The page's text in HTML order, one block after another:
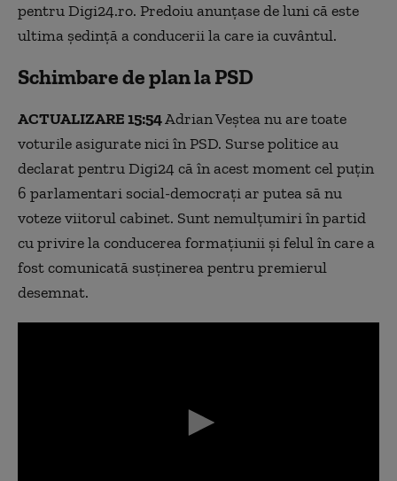
pentru Digi24.ro. Predoiu anunțase de luni că este
ultima ședință a conducerii la care ia cuvântul.
Schimbare de plan la PSD
ACTUALIZARE 15:54Adrian Veștea nu are toate
voturile asigurate nici în PSD. Surse politice au
declarat pentru Digi24 că în acest moment cel puțin
6 parlamentari social-democrați ar putea să nu
voteze viitorul cabinet. Sunt nemulțumiri în partid
cu privire la conducerea formațiunii și felul în care a
fost comunicată susținerea pentru premierul
desemnat.